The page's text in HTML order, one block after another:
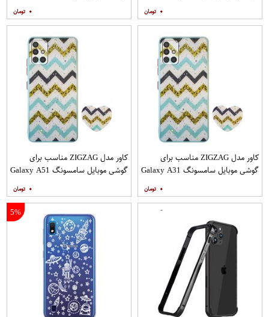
۰ ۰
کاور مدل ZIGZAG مناسب برای
گوشی موبایل سامسونگ Galaxy A31
۰
کاور مدل ZIGZAG مناسب برای
گوشی موبایل سامسونگ Galaxy A51
۰
5%